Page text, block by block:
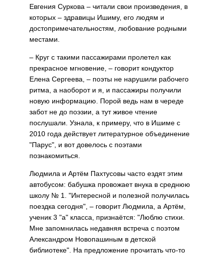
Евгения Суркова – читали свои произведения, в
которых – здравицы Ишиму, его людям и
достопримечательностям, любование родными
местами.
– Круг с такими пассажирами пролетел как
прекрасное мгновение, – говорит кондуктор
Елена Сергеева, – поэты не нарушили рабочего
ритма, а наоборот и я, и пассажиры получили
новую информацию. Порой ведь нам в череде
забот не до поэзии, а тут живое чтение
послушали. Узнала, к примеру, что в Ишиме с
2010 года действует литературное объединение
"Парус", и вот довелось с поэтами
познакомиться.
Людмила и Артём Пахтусовы часто ездят этим
автобусом: бабушка провожает внука в среднюю
школу № 1. "Интересной и полезной получилась
поездка сегодня", – говорит Людмила, а Артём,
ученик 3 "а" класса, признаётся: "Люблю стихи.
Мне запомнилась недавняя встреча с поэтом
Александром Новопашиным в детской
библиотеке". На предложение прочитать что-то